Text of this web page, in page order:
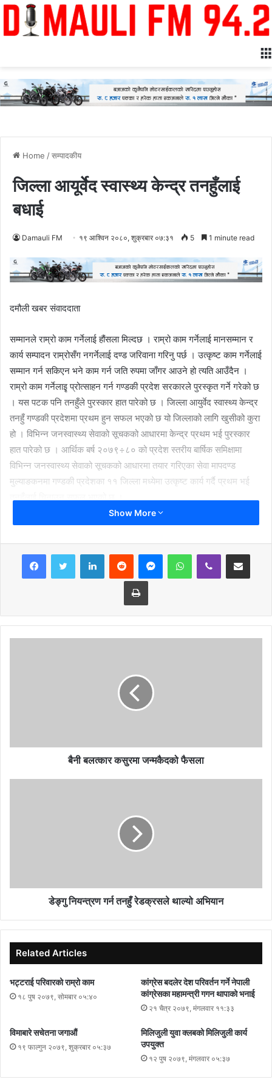
Home /सम्पादकीय
जिल्ला आयूर्वेद स्वास्थ्य केन्द्र तनहुँलाई
बधाई
Damauli FM १९ आश्विन २०८०, शुक्रबार ०७:३१ 5 1 minute read
दमौली खबर संवाददाता
सम्मानले राम्रो काम गर्नेलाई हौंसला मिल्दछ । राम्रो काम गर्नेलाई मानसम्मान र
कार्य सम्पादन राम्रोसँग नगर्नेलाई दण्ड जरिवाना गरिनु पर्छ । उत्कृष्ट काम गर्नेलाई
सम्मान गर्न सकिएन भने काम गर्न जति रुपमा जाँगर आउने हो त्यति आउँदैन ।
राम्रो काम गर्नेलाइृ प्रोत्साहन गर्न गण्डकी प्रदेश सरकारले पुरस्कृत गर्ने गरेको छ
। यस पटक पनि तनहुँले पुरस्कार हात पारेको छ । जिल्ला आयुर्वेद स्वास्थ्य केन्द्र
तनहुँ गण्डकी प्रदेशमा प्रथम हुन सफल भएको छ यो जिल्लाको लागि खुसीको कुरा
हो । विभिन्न जनस्वास्थ्य सेवाको सूचकको आधारमा केन्द्र प्रथम भई पुरस्कार
हात पारेको छ । आर्थिक बर्ष २०७९÷८० को प्रदेश स्तरीय बार्षिक समिक्षामा
विभिन्न जनस्वास्थ्य सेवाको सूचकको आधारमा तयार गरिएका सेवा मापदण्ड
मुल्याङकनमा गण्डकी प्रदेशका ११ जिल्ला मध्येमा उत्कृष्ट कार्य गर्दै प्रथम भई
सेवा प्रवाह चुस्तदुस्त राख्न कार्यालयले आगामी वर्ष पनि ध्यान दिनु पर्दछ । तनहुँका
विभिन्न कार्यालयले पुरस्कार पाउँदै आएका छन् । गत वर्ष कृषि ज्ञान केन्द्र पुरस्कुत
भएको थियो भने यस पटक जिल्ला आर्यूर्वेद स्वास्थ्य केन्द्रले नाम राख्न सफल भएको
छ । आफ्नो सेवालाई प्रभावकारी बनाउन सबै कार्यालयले ध्यान दिनु पर्दछ ।
सरकारको काम कहिले जाला घाम भनेर ठग्ने काम गर्नुहुँदैन । नेपालको विकासको
गतिलाई तिब्र रुपमा बढाउने क्रममा सेवा प्रदायक कार्यालय मितव्ययी ढंगले गर्नु
पर्दछ भने भने सहज र सरल तरिकाले सेवा पाउने व्यवस्था गर्नु पर्दछ ।
Show More
Print
बैनी बलत्कार कसुरमा जन्मकैदको फैसला
डेङ्गु नियन्त्रण गर्न तनहुँ रेडक्रसले थाल्यो अभियान
Related Articles
भट्टराई परिवारको राम्रो काम
१८ पुष २०७९, सोमबार ०५:४०
कांग्रेस बदलेर देश परिवर्तन गर्ने नेपाली
कांग्रेसका महामन्त्री गगन थापाको भनाई
२१ चैत्र २०७९, मंगलवार ११:३३
विमाबारे सचेतना जगाऔं
१९ फाल्गुन २०७९, शुक्रबार ०५:३७
मिलिजुली युवा क्लबको मिलिजुली कार्य
उपयुक्त
१२ पुष २०७९, मंगलवार ०५:३७